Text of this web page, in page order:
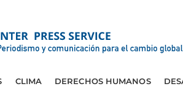
CLIMA DERECHOS HUMANOS